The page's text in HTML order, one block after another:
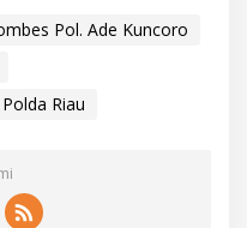
Pol. Ade Kuncoro
Polda Riau